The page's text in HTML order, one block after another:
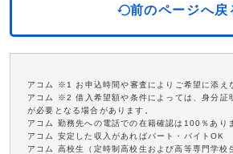
前のページへ戻
アコム ※1 お申込時間や審査によりご希望に添え
アコム ※2 借入希望額や条件によっては、身分証
が必要となる場合があります。
アコム 勤務先への電話での在籍確認は100％あり
アコム 安定した収入があればパート・バイトOK
アコム 高校生（定時制高校生および高等専門学校